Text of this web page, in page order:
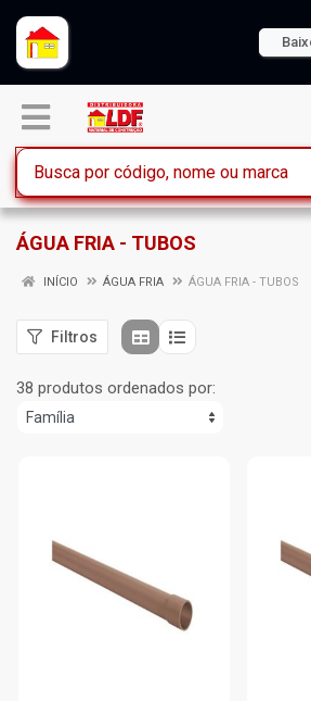
ÁGUA FRIA - TUBOS
INÍCIO ÁGUA FRIA ÁGUA FRIA - TUBOS
Filtros
38 produtos ordenados por: